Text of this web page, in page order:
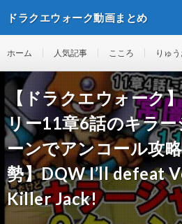
ドラクエウォーク動画まとめ
ホーム 人気記事 こころ りゅう
【ドラクエウォーク
リー11章6話のキラ
ーンでアンコール攻
勢】DQW I’ll defeat
Killer Jack!